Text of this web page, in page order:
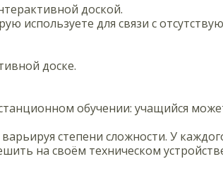
доской.
используете для связи с
доске.
обучении: учащийся
степени сложности. У
на своём техническом